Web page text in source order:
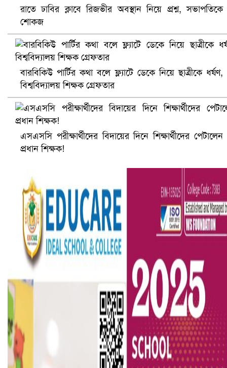
সৌদিতে ব্যাপক ধরপাকড়, এক সপ্তাহেই ২১ হাজারের বেশি
বৈষম্যবিরোধী ছাত্র আন্দোলনের সাধারণ সম্পাদকের পদত্যাগ
রাতে ঢাবির ক্লাবে রিজভীর অবস্থান নিয়ে প্রশ্ন, সভাপতিকে
শোকজ
বারবিকিউ পার্টির কথা বলে ফ্ল্যাটে ডেকে নিয়ে ছাত্রীকে ধর্ষণ,
বিশ্ববিদ্যালয় শিক্ষক গ্রেফতার
এসএসসি পরীক্ষার্থীদের বিদায়ের দিনে শিক্ষার্থীদের পেটালেন
প্রধান শিক্ষক!